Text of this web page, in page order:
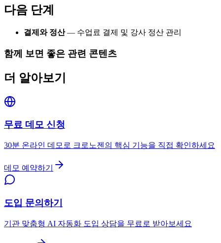
다음 단계
결제와 정산— 수업료 결제 및 강사 정산 관리
함께 보면 좋은 관련 콘텐츠
더 알아보기
무료 데모 신청
30분 온라인 데모로 크로노젠의 핵심 기능을 직접 확인하세요
데모 예약하기
도입 문의하기
기관 맞춤형 AI 자동화 도입 상담을 무료로 받아보세요